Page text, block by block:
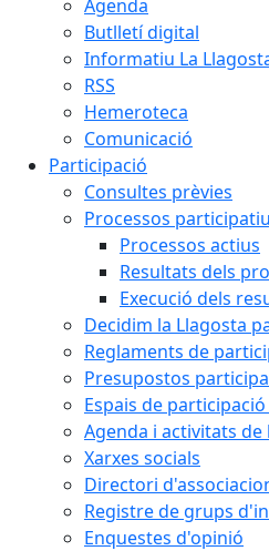
Agenda
Butlletí digital
Informatiu La
RSS
Hemeroteca
Comunicació
Participació
Consultes prèvies
Processos
Processos actius
Resultats dels
Execució dels
Decidim la Llagosta
Reglaments de
Presupostos
Espais de
Agenda i activitats de
Xarxes socials
Directori
Registre de grups
Enquestes d'opinió